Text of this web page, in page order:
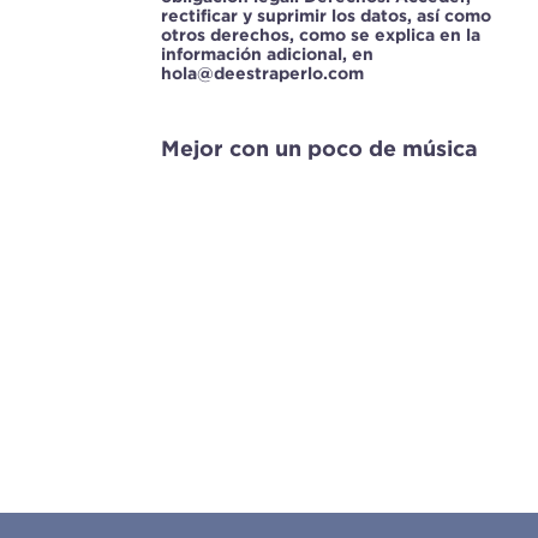
rectificar y suprimir los datos, así como
otros derechos, como se explica en la
información adicional, en
hola@deestraperlo.com
Mejor con un poco de música